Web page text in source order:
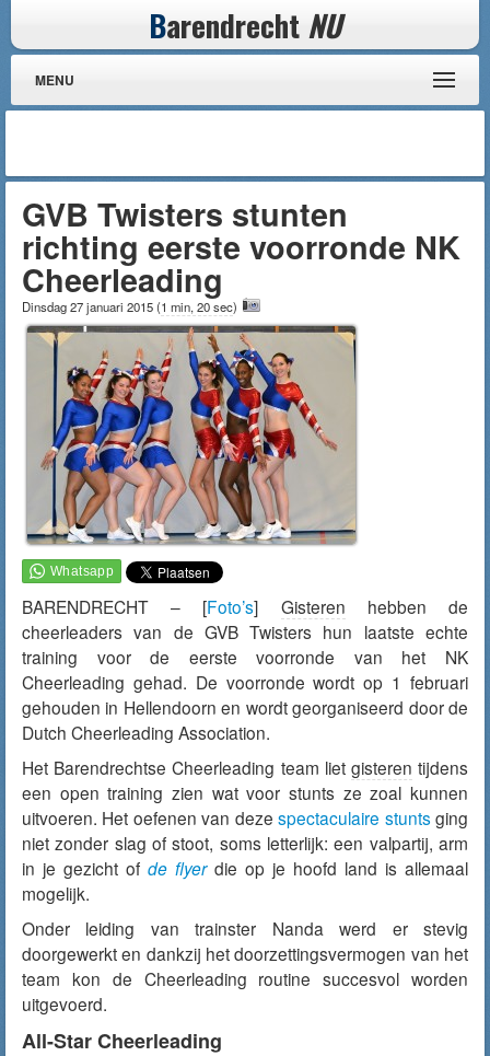
Barendrecht NU
MENU
GVB Twisters stunten
richting eerste voorronde NK
Cheerleading
Dinsdag 27 januari 2015(1 min, 20 sec)
BARENDRECHT – [Foto’s] Gisteren hebben de
cheerleaders van de GVB Twisters hun laatste echte
training voor de eerste voorronde van het NK
Cheerleading gehad. De voorronde wordt op 1 februari
gehouden in Hellendoorn en wordt georganiseerd door de
Dutch Cheerleading Association.
Het Barendrechtse Cheerleading team liet gisteren tijdens
een open training zien wat voor stunts ze zoal kunnen
uitvoeren. Het oefenen van dezespectaculaire stuntsging
niet zonder slag of stoot, soms letterlijk: een valpartij, arm
in je gezicht of de flyerdie op je hoofd land is allemaal
mogelijk.
Onder leiding van trainster Nanda werd er stevig
doorgewerkt en dankzij het doorzettingsvermogen van het
team kon de Cheerleading routine succesvol worden
uitgevoerd.
All-Star Cheerleading